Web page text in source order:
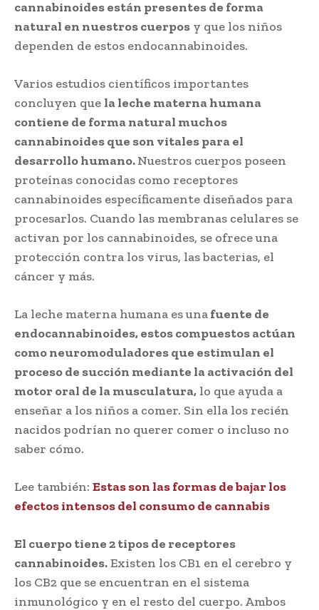
cannabinoides están presentes de forma
natural en nuestros cuerpos y que los niños
dependen de estos endocannabinoides.
Varios estudios científicos importantes
concluyen que la leche materna humana
contiene de forma natural muchos
cannabinoides que son vitales para el
desarrollo humano.Nuestros cuerpos poseen
proteínas conocidas como receptores
cannabinoides específicamente diseñados para
procesarlos. Cuando las membranas celulares se
activan por los cannabinoides, se ofrece una
protección contra los virus, las bacterias, el
cáncer y más.
La leche materna humana es unafuente de
endocannabinoides, estos compuestos actúan
como neuromoduladores que estimulan el
proceso de succión mediante la activación del
motor oral de la musculatura, lo que ayuda a
enseñar a los niños a comer. Sin ella los recién
nacidos podrían no querer comer o incluso no
saber cómo.
Lee también: Estas son las formas de bajar los
efectos intensos del consumo de cannabis
El cuerpo tiene 2 tipos de receptores
cannabinoides.Existen los CB1 en el cerebro y
los CB2 que se encuentran en el sistema
inmunológico y en el resto del cuerpo. Ambos